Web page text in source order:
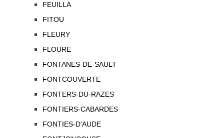
FEUILLA
FITOU
FLEURY
FLOURE
FONTANES-DE-SAULT
FONTCOUVERTE
FONTERS-DU-RAZES
FONTIERS-CABARDES
FONTIES-D'AUDE